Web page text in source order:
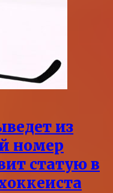
из
номер
статую в